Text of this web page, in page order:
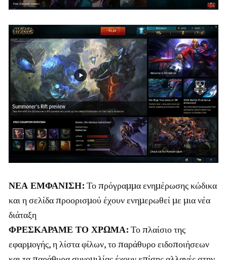
ΝΕΑ ΕΜΦΑΝΙΣΗ: Το πρόγραμμα ενημέρωσης κώδικα
και η σελίδα προορισμού έχουν ενημερωθεί με μια νέα
διάταξη
ΦΡΕΣΚΑΡΑΜΕ ΤΟ ΧΡΩΜΑ: Το πλαίσιο της
εφαρμογής, η λίστα φίλων, το παράθυρο ειδοποιήσεων